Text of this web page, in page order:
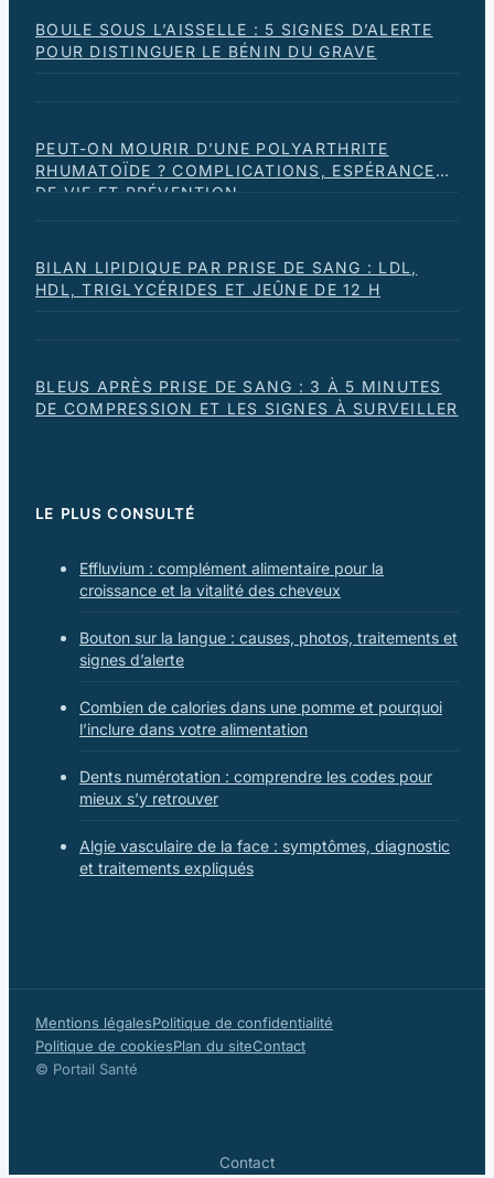
BOULE SOUS L’AISSELLE : 5 SIGNES D’ALERTE
POUR DISTINGUER LE BÉNIN DU GRAVE
PEUT-ON MOURIR D’UNE POLYARTHRITE
RHUMATOÏDE ? COMPLICATIONS, ESPÉRANCE
DE VIE ET PRÉVENTION
BILAN LIPIDIQUE PAR PRISE DE SANG : LDL,
HDL, TRIGLYCÉRIDES ET JEÛNE DE 12 H
BLEUS APRÈS PRISE DE SANG : 3 À 5 MINUTES
DE COMPRESSION ET LES SIGNES À SURVEILLER
LE PLUS CONSULTÉ
Effluvium : complément alimentaire pour la
croissance et la vitalité des cheveux
Bouton sur la langue : causes, photos, traitements et
signes d’alerte
Combien de calories dans une pomme et pourquoi
l’inclure dans votre alimentation
Dents numérotation : comprendre les codes pour
mieux s’y retrouver
Algie vasculaire de la face : symptômes, diagnostic
et traitements expliqués
Mentions légalesPolitique de confidentialité
Politique de cookiesPlan du siteContact
© Portail Santé
Contact